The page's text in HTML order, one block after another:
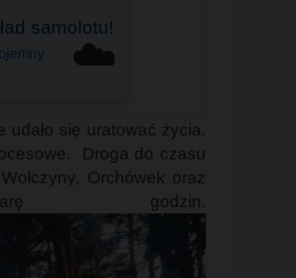
☁️
samolotu!
i innych
się uratować życia.
Droga do czasu
Orchówek oraz
godzin.